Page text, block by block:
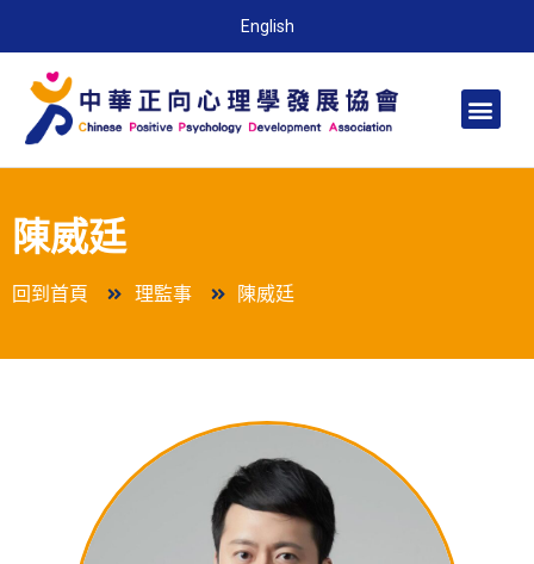
English
陳威廷
回到首頁 理監事 陳威廷